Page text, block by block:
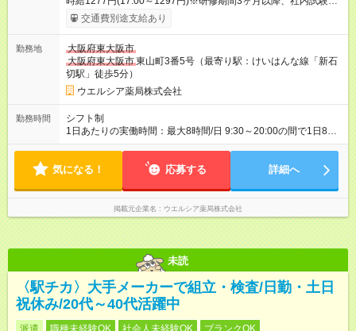
よる更新判定あり 社内試験合格後、時給＋50～100円の昇給あ
り （大学生は＋20円） 試用期間あり：入社日から3ヶ月間／本
間の長さ：3ヶ月 雇用形態、給与は本採用時と同じです。
交通費別途支給あり
勤務地
大阪府東大阪市
大阪府東大阪市東山町3番5号（最寄り駅：けいはんな線「新石
切駅」徒歩5分）
ウエルシア薬局株式会社
勤務時間
シフト制
1日あたりの実働時間：最大8時間/日 9:30～20:00の間で1日8時
間の勤務 ☆週4～5日の勤務 ※勤務曜日応相談 ☆未経験・無資格
気になる！ 応募する 詳細へ
掲載元企業名 ウエルシア薬局株式会社
未読
〈駅チカ〉大手メーカーで組立・検査/日勤・土日
祝休み/20代～40代活躍中
派遣 職種未経験OK 社会人未経験OK ブランクOK